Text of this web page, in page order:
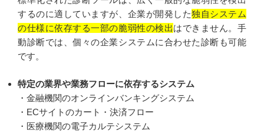
するのに適していますが、企業が開発した独自システム
の仕様に依存する一部の脆弱性の検出はできません。手
動診断では、個々の企業システムに合わせた診断も可能
です。
特定の業界や業務フローに依存するシステム
・金融機関のオンラインバンキングシステム
・ECサイトのカート・決済フロー
・医療機関の電子カルテシステム